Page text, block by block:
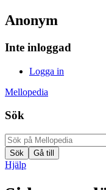
Anonym
Inte inloggad
Logga in
Mellopedia
Sök
Hjälp